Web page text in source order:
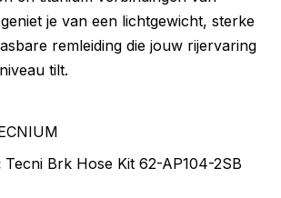
geniet je van een lichtgewicht, sterke
remleiding die jouw rijervaring
tilt.
Tecni Brk Hose Kit 62-AP104-2SB